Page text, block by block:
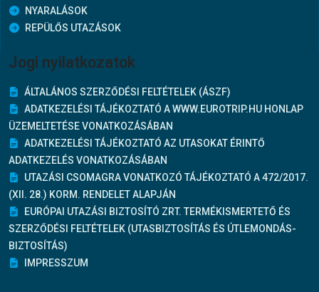
NYARALÁSOK
REPÜLŐS UTAZÁSOK
Jogi nyilatkozatok
ÁLTALÁNOS SZERZŐDÉSI FELTÉTELEK (ÁSZF)
ADATKEZELÉSI TÁJÉKOZTATÓ A WWW.EUROTRIP.HU HONLAP
ÜZEMELTETÉSE VONATKOZÁSÁBAN
ADATKEZELÉSI TÁJÉKOZTATÓ AZ UTASOKAT ÉRINTŐ
ADATKEZELÉS VONATKOZÁSÁBAN
UTAZÁSI CSOMAGRA VONATKOZÓ TÁJÉKOZTATÓ A 472/2017.
(XII. 28.) KORM. RENDELET ALAPJÁN
EURÓPAI UTAZÁSI BIZTOSÍTÓ ZRT. TERMÉKISMERTETŐ ÉS
SZERZŐDÉSI FELTÉTELEK (UTASBIZTOSÍTÁS ÉS ÚTLEMONDÁS-
BIZTOSÍTÁS)
IMPRESSZUM